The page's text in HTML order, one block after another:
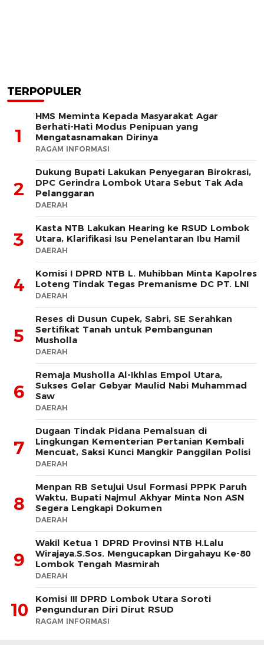
TERPOPULER
1
HMS Meminta Kepada Masyarakat Agar
Berhati-Hati Modus Penipuan yang
Mengatasnamakan Dirinya
RAGAM INFORMASI
2
Dukung Bupati Lakukan Penyegaran Birokrasi,
DPC Gerindra Lombok Utara Sebut Tak Ada
Pelanggaran
DAERAH
3
Kasta NTB Lakukan Hearing ke RSUD Lombok
Utara, Klarifikasi Isu Penelantaran Ibu Hamil
DAERAH
4
Komisi I DPRD NTB L. Muhibban Minta Kapolres
Loteng Tindak Tegas Premanisme DC PT. LNI
DAERAH
5
Reses di Dusun Cupek, Sabri, SE Serahkan
Sertifikat Tanah untuk Pembangunan
Musholla
DAERAH
6
Remaja Musholla Al-Ikhlas Empol Utara,
Sukses Gelar Gebyar Maulid Nabi Muhammad
Saw
DAERAH
7
Dugaan Tindak Pidana Pemalsuan di
Lingkungan Kementerian Pertanian Kembali
Mencuat, Saksi Kunci Mangkir Panggilan Polisi
DAERAH
8
Menpan RB Setujui Usul Formasi PPPK Paruh
Waktu, Bupati Najmul Akhyar Minta Non ASN
Segera Lengkapi Dokumen
DAERAH
9
Wakil Ketua 1 DPRD Provinsi NTB H.Lalu
Wirajaya.S.Sos. Mengucapkan Dirgahayu Ke-80
Lombok Tengah Masmirah
DAERAH
10
Komisi III DPRD Lombok Utara Soroti
Pengunduran Diri Dirut RSUD
RAGAM INFORMASI